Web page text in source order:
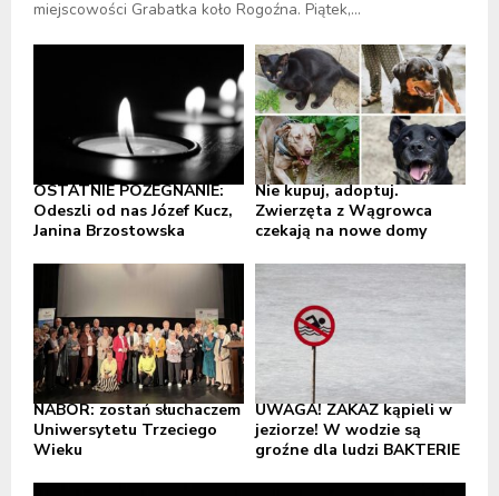
miejscowości Grabatka koło Rogoźna. Piątek,...
OSTATNIE POŻEGNANIE:
Odeszli od nas Józef Kucz,
Janina Brzostowska
Nie kupuj, adoptuj.
Zwierzęta z Wągrowca
czekają na nowe domy
NABÓR: zostań słuchaczem
Uniwersytetu Trzeciego
Wieku
UWAGA! ZAKAZ kąpieli w
jeziorze! W wodzie są
groźne dla ludzi BAKTERIE